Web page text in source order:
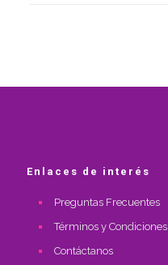
Enlaces de interés
Preguntas Frecuentes
Términos y Condiciones
Contáctanos